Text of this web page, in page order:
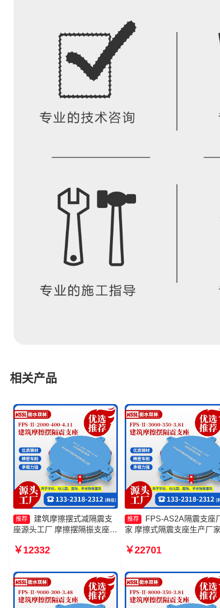
相关产品
推荐
建筑摩擦摆式减隔震支
座源头工厂 摩擦摆隔振支座生
源头工厂 摩擦摆隔震支座
￥12332
推荐
FPS-AS2A隔震支座
家 摩擦式隔震支座生产厂
摩擦摆隔震支座
￥22701